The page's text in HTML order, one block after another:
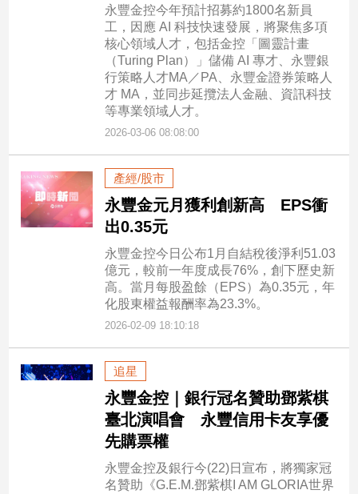
永豐金控今年預計招募約1800名新員
工，因應 AI 科技快速發展，將聚焦多項
核心領域人才，包括金控「圖靈計畫
（Turing Plan）」儲備 AI 專才、永豐銀
行策略人才MA／PA、永豐金證券策略人
才 MA，並同步延攬法人金融、資訊科技
等專業領域人才。
2026-03-06 08:08:00
產經/股市
永豐金元月獲利創新高 EPS衝
出0.35元
永豐金控今日公布1月自結稅後淨利51.03
億元，較前一年度成長76%，創下歷史新
高。當月每股盈餘（EPS）為0.35元，年
化股東權益報酬率為23.3%。
2026-02-09 18:10:18
追星
永豐金控｜銀行冠名贊助鄧紫棋
臺北演唱會 永豐信用卡友享優
先購票權
永豐金控及銀行今(22)日宣布，將獨家冠
名贊助《G.E.M.鄧紫棋I AM GLORIA世界